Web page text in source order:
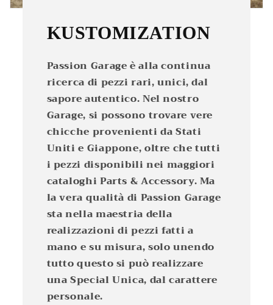
KUSTOMIZATION
Passion Garage è alla continua
ricerca di pezzi rari, unici, dal
sapore autentico. Nel nostro
Garage, si possono trovare vere
chicche provenienti da Stati
Uniti e Giappone, oltre che tutti
i pezzi disponibili nei maggiori
cataloghi Parts & Accessory. Ma
la vera qualità di Passion Garage
sta nella maestria della
realizzazioni di pezzi fatti a
mano e su misura, solo unendo
tutto questo si può realizzare
una Special Unica, dal carattere
personale.